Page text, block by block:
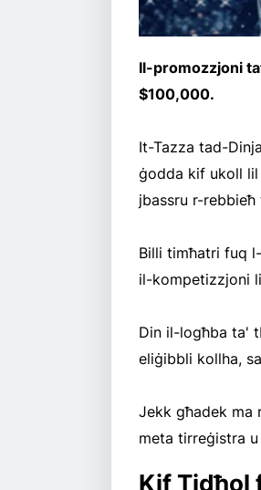
Il-promozzjoni
$100,000.
It-Tazza tad-
ġodda kif ukoll
jbassru r-
Billi timħatri fuq
il-kompetizzjoni
Din il-logħba ta'
eliġibbli kollha,
Jekk għadek ma
meta tirreġistra
Kif Tidħol